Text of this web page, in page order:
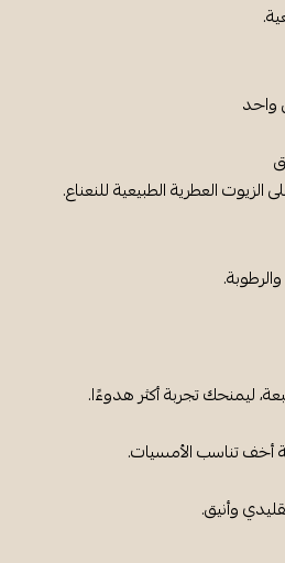
العطرية الطبيعية للنعناع.
ليمنحك تجربة أكثر هدوءًا.
أخف تناسب الأمسيات.
وأنيق.